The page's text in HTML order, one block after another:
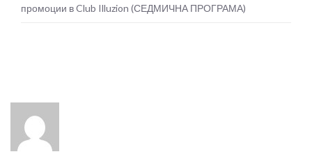
промоции в Club Illuzion (СЕДМИЧНА ПРОГРАМА)